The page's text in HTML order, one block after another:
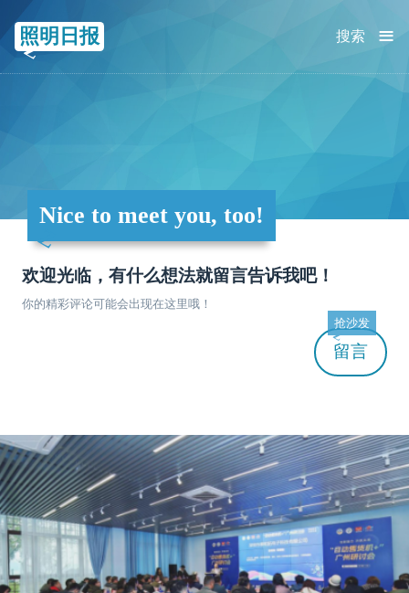
照明日报 ≡
搜索
Nice to meet you, too!
欢迎光临，有什么想法就留言告诉我吧！
你的精彩评论可能会出现在这里哦！
留言
抢沙发